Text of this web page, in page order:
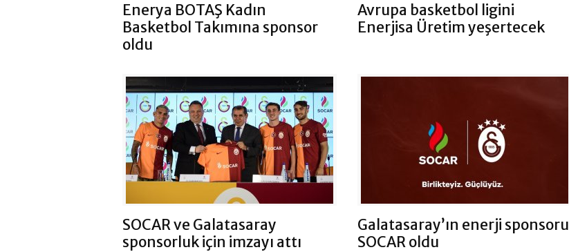
Enerya BOTAŞ Kadın
Basketbol Takımına sponsor
oldu
Avrupa basketbol ligini
Enerjisa Üretim yeşertecek
SOCAR ve Galatasaray
sponsorluk için imzayı attı
Galatasaray’ın enerji sponsoru
SOCAR oldu